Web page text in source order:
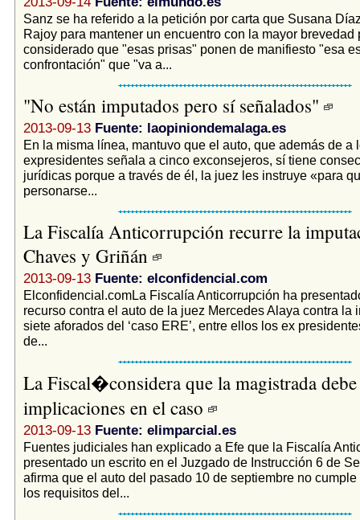
Sanz se ha referido a la petición por carta que Susana
Rajoy para mantener un encuentro con la mayor brevedad
considerado que "esas prisas" ponen de manifiesto "esa
confrontación" que "va a...
"No están imputados pero sí señalados"
2013-09-13 Fuente: laopiniondemalaga.es
En la misma línea, mantuvo que el auto, que además de a
expresidentes señala a cinco exconsejeros, sí tiene
jurídicas porque a través de él, la juez les instruye «para
personarse...
La Fiscalía Anticorrupción recurre la
Chaves y Griñán
2013-09-13 Fuente: elconfidencial.com
Elconfidencial.comLa Fiscalía Anticorrupción ha
recurso contra el auto de la juez Mercedes Alaya contra la
siete aforados del ‘caso ERE’, entre ellos los ex
de...
La Fiscal�considera que la magistrada
implicaciones en el caso
2013-09-13 Fuente: elimparcial.es
Fuentes judiciales han explicado a Efe que la Fiscalía
presentado un escrito en el Juzgado de Instrucción 6 de
afirma que el auto del pasado 10 de septiembre no
los requisitos del...